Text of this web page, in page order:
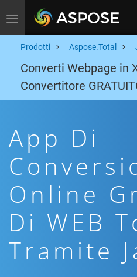
Toggle navigation
Prodotti Aspose.Total
Converti Webpage in
Convertitore
App Di
Online
Di WEB
Tramite